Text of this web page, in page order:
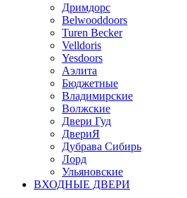
Дримдорс
Belwooddoors
Turen Becker
Velldoris
Yesdoors
Аэлита
Бюджетные
Владимирские
Волжские
Двери Гуд
ДвериЯ
Дубрава Сибирь
Лорд
Ульяновские
ВХОДНЫЕ ДВЕРИ